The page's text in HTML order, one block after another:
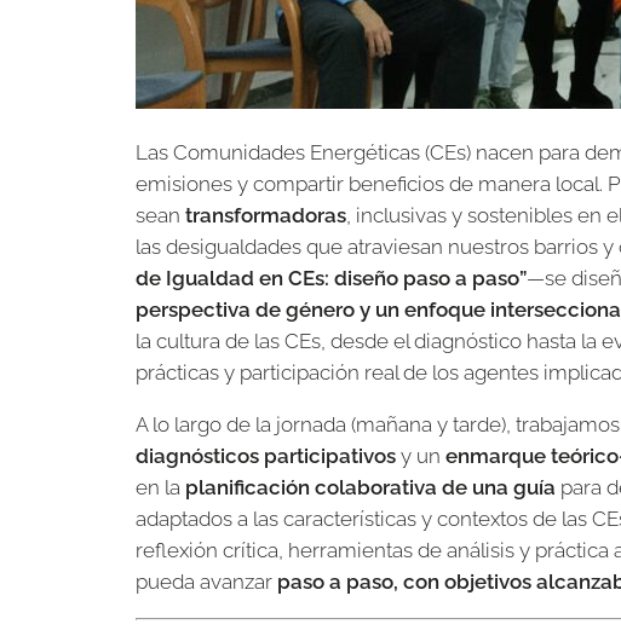
Las Comunidades Energéticas (CEs) nacen para
emisiones y compartir beneficios de manera local.
sean transformadoras, inclusivas y sostenibles en
las desigualdades que atraviesan nuestros barrios
de Igualdad en CEs: diseño paso a paso”—se
perspectiva de género y un enfoque
la cultura de las CEs, desde el diagnóstico hasta la
prácticas y participación real de los agentes
A lo largo de la jornada (mañana y tarde),
diagnósticos participativos y un enmarque
en la planificación colaborativa de una guía para
adaptados a las características y contextos de las
reflexión crítica, herramientas de análisis y práctica
pueda avanzar paso a paso, con objetivos